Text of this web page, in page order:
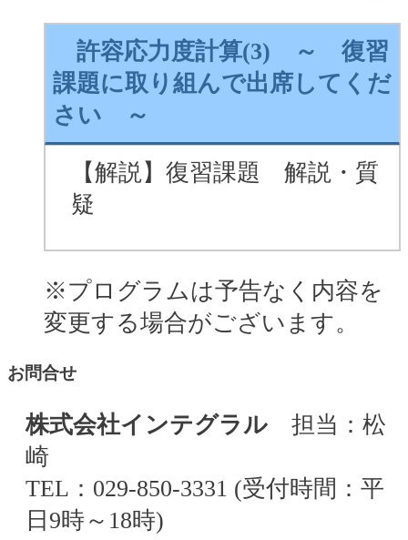
許容応力度計算(3) ～ 復習
課題に取り組んで出席してくだ
さい ～
【解説】復習課題 解説・質
疑
※プログラムは予告なく内容を
変更する場合がございます。
お問合せ
株式会社インテグラル 担当：松
崎
TEL：029-850-3331 (受付時間：平
日9時～18時)